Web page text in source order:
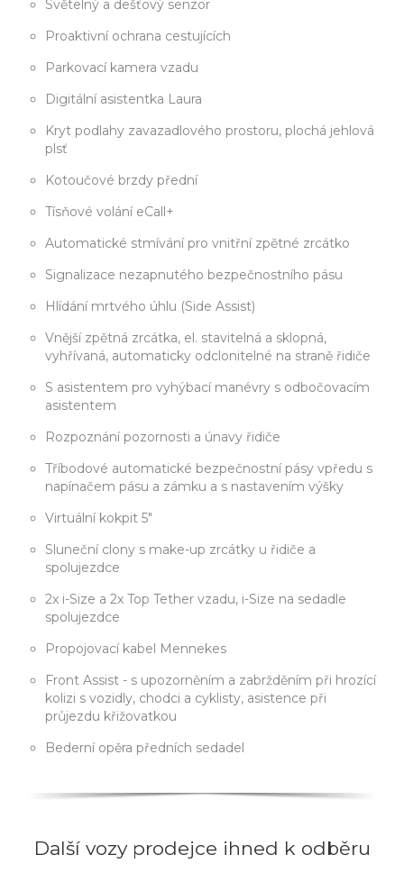
Světelný a dešťový senzor
Proaktivní ochrana cestujících
Parkovací kamera vzadu
Digitální asistentka Laura
Kryt podlahy zavazadlového prostoru, plochá jehlová
plsť
Kotoučové brzdy přední
Tísňové volání eCall+
Automatické stmívání pro vnitřní zpětné zrcátko
Signalizace nezapnutého bezpečnostního pásu
Hlídání mrtvého úhlu (Side Assist)
Vnější zpětná zrcátka, el. stavitelná a sklopná,
vyhřívaná, automaticky odclonitelné na straně řidiče
S asistentem pro vyhýbací manévry s odbočovacím
asistentem
Rozpoznání pozornosti a únavy řidiče
Tříbodové automatické bezpečnostní pásy vpředu s
napínačem pásu a zámku a s nastavením výšky
Virtuální kokpit 5"
Sluneční clony s make-up zrcátky u řidiče a
spolujezdce
2x i-Size a 2x Top Tether vzadu, i-Size na sedadle
spolujezdce
Propojovací kabel Mennekes
Front Assist - s upozorněním a zabržděním při hrozící
kolizi s vozidly, chodci a cyklisty, asistence při
průjezdu křižovatkou
Bederní opěra předních sedadel
Další vozy prodejce ihned k odběru